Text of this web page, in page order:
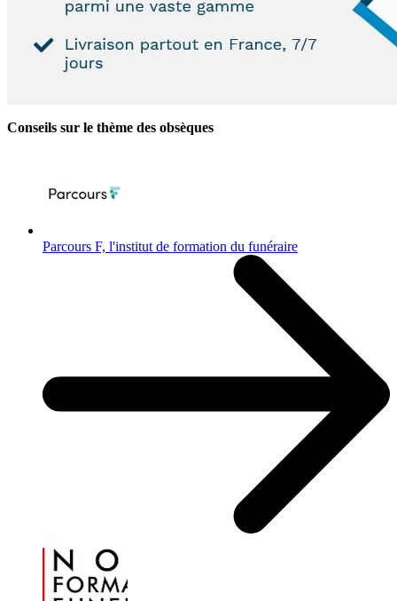
Conseils sur le thème des obsèques
Parcours F, l'institut de formation du funéraire